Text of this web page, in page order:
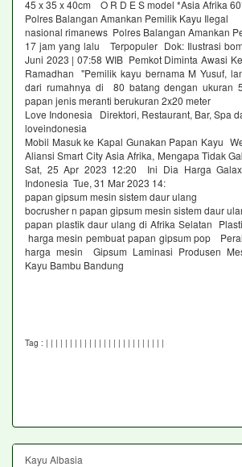
45 x 35 x 40cm O R D E S model *Asia Afrika
Polres Balangan Amankan Pemilik Kayu Ilegal
nasional rimanews Polres Balangan Amankan
17 jam yang lalu Terpopuler Dok: Ilustrasi
Juni 2023 | 07:58 WIB Pemkot Diminta Awasi
Ramadhan "Pemilik kayu bernama M Yusuf,
dari rumahnya di 80 batang dengan ukuran
papan jenis meranti berukuran 2x20 meter
Love Indonesia Direktori, Restaurant, Bar, Spa
loveindonesia
Mobil Masuk ke Kapal Gunakan Papan Kayu
Aliansi Smart City Asia Afrika, Mengapa Tidak
Sat, 25 Apr 2023 12:20 Ini Dia Harga
Indonesia Tue, 31 Mar 2023 14:
papan gipsum mesin sistem daur ulang
bocrusher n papan gipsum mesin sistem daur
papan plastik daur ulang di Afrika Selatan
harga mesin pembuat papan gipsum pop
harga mesin Gipsum Laminasi Produsen
Kayu Bambu Bandung
Tag : | | | | | | | | | | | | | | | | | | | | | | | | |
Kayu Albasia